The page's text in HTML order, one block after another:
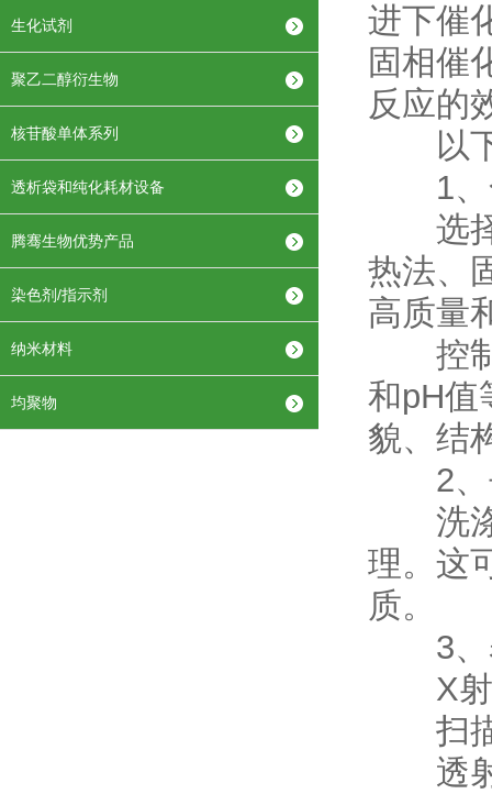
生化试剂
聚乙二醇衍生物
核苷酸单体系列
透析袋和纯化耗材设备
腾骞生物优势产品
染色剂/指示剂
纳米材料
均聚物
进下催
固相催
反应的
以下
1、
选择
热法、
高质量
控制
和pH值
貌、结
2、
洗涤
理。这
质。
3、
X射
扫描
透射